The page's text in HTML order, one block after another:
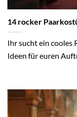
14 rocker
Ihr sucht ein cooles
Ideen für euren